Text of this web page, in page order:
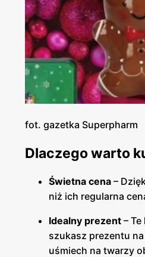
fot. gazetka Superpharm
Dlaczego warto
Świetna cena –
niż ich regularna
Idealny prezent –
szukasz prezentu
uśmiech na twarzy